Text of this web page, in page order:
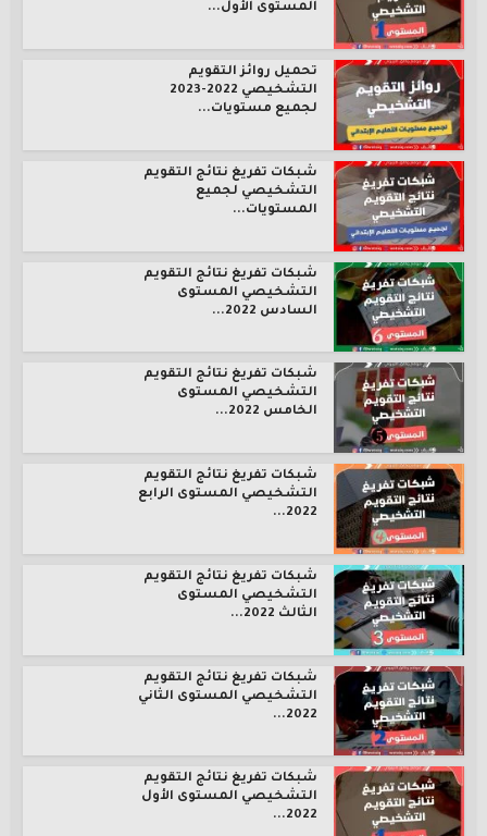
المستوى الأول...
تحميل روائز التقويم
التشخيصي 2022-2023
لجميع مستويات...
شبكات تفريغ نتائج التقويم
التشخيصي لجميع
المستويات...
شبكات تفريغ نتائج التقويم
التشخيصي المستوى
السادس 2022...
شبكات تفريغ نتائج التقويم
التشخيصي المستوى
الخامس 2022...
شبكات تفريغ نتائج التقويم
التشخيصي المستوى الرابع
2022...
شبكات تفريغ نتائج التقويم
التشخيصي المستوى
الثالث 2022...
شبكات تفريغ نتائج التقويم
التشخيصي المستوى الثاني
2022...
شبكات تفريغ نتائج التقويم
التشخيصي المستوى الأول
2022...